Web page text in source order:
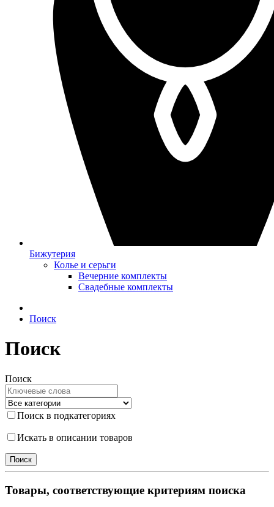
Бижутерия
Колье и серьги
Вечерние комплекты
Свадебные комплекты
Поиск
Поиск
Поиск
Поиск в подкатегориях
Искать в описании товаров
Товары, соответствующие критериям поиска